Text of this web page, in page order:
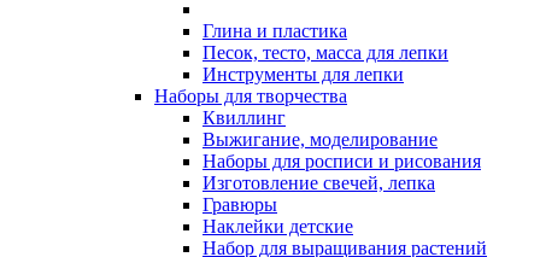
Глина и пластика
Песок, тесто, масса для лепки
Инструменты для лепки
Наборы для творчества
Квиллинг
Выжигание, моделирование
Наборы для росписи и рисования
Изготовление свечей, лепка
Гравюры
Наклейки детские
Набор для выращивания растений